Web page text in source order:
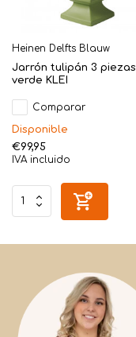
Heinen Delfts Blauw
Jarrón tulipán 3 piezas
verde KLEI
Comparar
Disponible
€99,95
IVA incluido